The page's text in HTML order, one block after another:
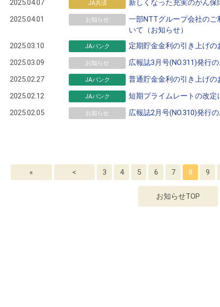
2025.04.07
JA共済
新しくなった充実のがん保
2025.04.01
お知らせ
一部NTTグループ会社の
いて（お知らせ）
2025.03.10
JAバンク
定期貯金金利の引き上げの
2025.03.09
お知らせ
広報誌3月号(NO.311)発行
2025.02.27
JAバンク
普通貯金金利の引き上げの
2025.02.12
JAバンク
短期プライムレートの改定
2025.02.05
お知らせ 広報誌2月号(NO.310)発行
« < 3 4 5 6 7 8 9
お知らせTOP